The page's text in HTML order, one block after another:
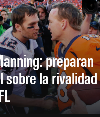
preparan
sobre la